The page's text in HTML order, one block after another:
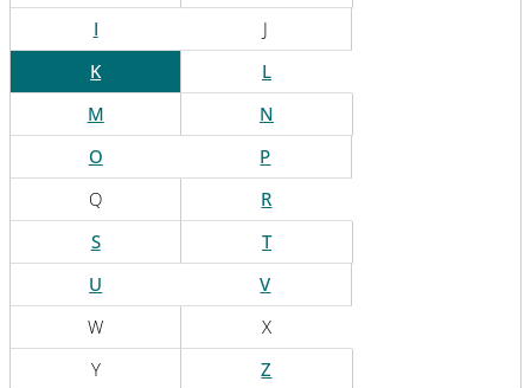
I
J
K
L
M
N
O
P
Q
R
S
T
U
V
W
X
Y
Z